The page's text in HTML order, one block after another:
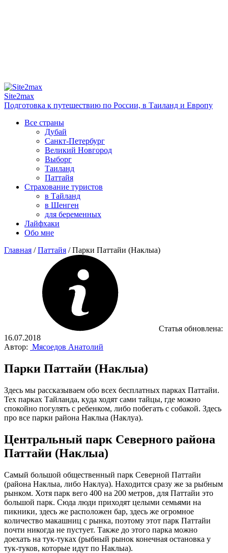
Site2max
Подготовка к путешествию по России, в Таиланд и Европу
Все страны
Дубай
Санкт-Петербург
Великий Новгород
Выборг
Таиланд
Паттайя
Страхование туристов
в Тайланд
в Шенген
для беременных
Лайфхаки
Обо мне
Главная / Паттайя / Парки Паттайи (Наклыа)
Статья обновлена:
16.07.2018
Автор: Мясоедов Анатолий
Парки Паттайи (Наклыа)
Здесь мы рассказываем обо всех бесплатных парках Паттайи.
Тех парках Тайланда, куда ходят сами тайцы, где можно
спокойно погулять с ребенком, либо побегать с собакой. Здесь
про все парки района Наклыа (Наклуа).
Центральный парк Северного района
Паттайи (Наклыа)
Самый большой общественный парк Северной Паттайи
(района Наклыа, либо Наклуа). Находится сразу же за рыбным
рынком. Хотя парк вего 400 на 200 метров, для Паттайи это
большой парк. Сюда люди приходят целыми семьями на
пикники, здесь же расположен бар, здесь же огромное
количество макашниц с рынка, поэтому этот парк Паттайи
почти никогда не пустует. Также до этого парка можно
доехать на тук-туках (рыбный рынок конечная остановка у
тук-туков, которые идут по Наклыа).